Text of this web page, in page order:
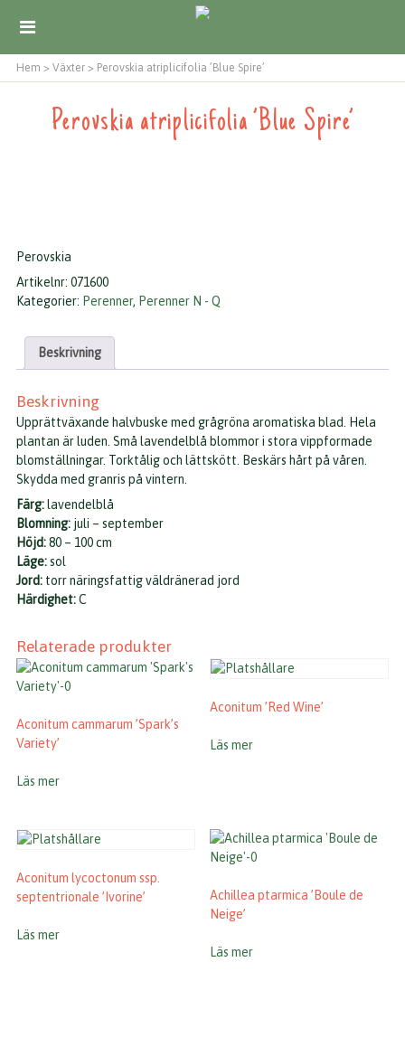
Hem > Växter > Perovskia atriplicifolia ’Blue Spire’
Perovskia atriplicifolia ’Blue Spire’
Perovskia
Artikelnr: 071600
Kategorier: Perenner, Perenner N - Q
Beskrivning
Beskrivning
Upprättväxande halvbuske med grågröna aromatiska blad. Hela
plantan är luden. Små lavendelblå blommor i stora vippformade
blomställningar. Torktålig och lättskött. Beskärs hårt på våren.
Skydda med granris på vintern.
Färg: lavendelblå
Blomning: juli – september
Höjd:80 – 100 cm
Läge:sol
Jord: torr näringsfattig väldränerad jord
Härdighet:C
Relaterade produkter
Aconitum cammarum ’Spark’s
Variety’
Läs mer
Aconitum ’Red Wine’
Läs mer
Aconitum lycoctonum ssp.
septentrionale ’Ivorine’
Läs mer
Achillea ptarmica ’Boule de
Neige’
Läs mer